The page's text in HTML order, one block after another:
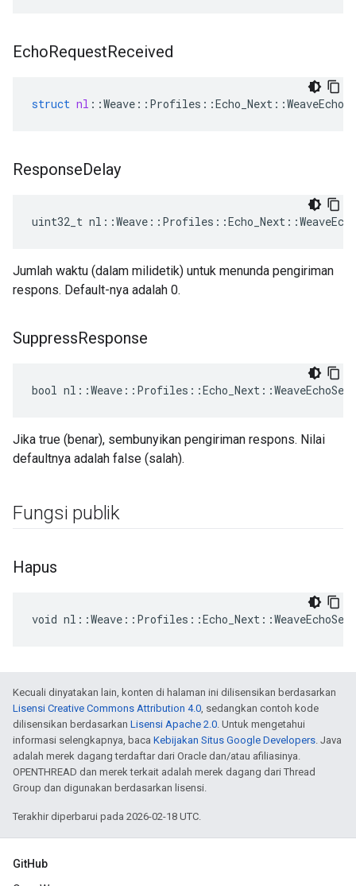
EchoRequestReceived
struct nl ::Weave :: Profiles ::Echo_Next ::
ResponseDelay
uint32_t
Jumlah waktu (dalam milidetik) untuk menunda pengiriman
respons. Default-nya adalah 0.
SuppressResponse
bool
Jika true (benar), sembunyikan pengiriman respons. Nilai
defaultnya adalah false (salah).
Fungsi publik
Hapus
void
Kecuali dinyatakan lain, konten di halaman ini dilisensikan berdasarkan
Lisensi Creative Commons Attribution 4.0, sedangkan contoh kode
dilisensikan berdasarkan Lisensi Apache 2.0. Untuk mengetahui
informasi selengkapnya, baca Kebijakan Situs Google Developers. Java
adalah merek dagang terdaftar dari Oracle dan/atau afiliasinya.
OPENTHREAD dan merek terkait adalah merek dagang dari Thread
Group dan digunakan berdasarkan lisensi.
Terakhir diperbarui pada 2026-02-18 UTC.
GitHub